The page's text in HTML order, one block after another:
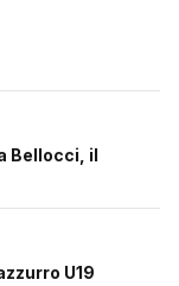
Bellocci, il
U19